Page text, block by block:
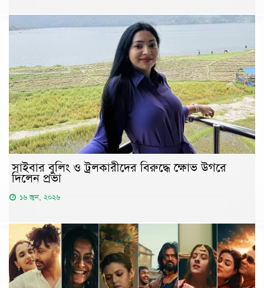
সাইবার বুলিং ও ট্রলকারীদের বিরুদ্ধে ক্ষোভ উগরে
দিলেন প্রভা
১৬ জুন, ২০২৬